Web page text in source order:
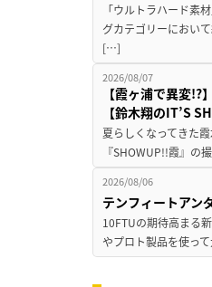
「ウルトラハード素
グカテゴリーにおい
[…]
2026/08/07
【霞ヶ浦で異変
【鈴木翔のIT’S
夏らしくなってきた
『SHOWUP!!霞』の
2026/08/06
テンフィートアン
10FTUの期待高まる
やプロト製品を使っ